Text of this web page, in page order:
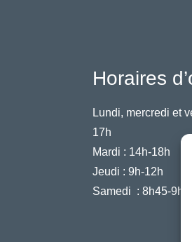
Horaires
Lundi, mercredi et
17h
Mardi : 14h-18h
Jeudi : 9h-12h
Samedi : 8h45-